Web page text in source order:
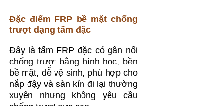
Đặc điểm FRP bề mặt chống
trượt dạng tấm đặc
Đây là tấm FRP đặc có gân nổi
chống trượt bằng hình học, bền
bề mặt, dễ vệ sinh, phù hợp cho
nắp đậy và sàn kín đi lại thường
xuyên nhưng không yêu cầu